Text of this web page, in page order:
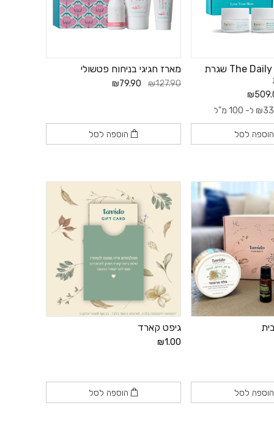
אתריים ריחניים
The Daily Glow Ritual שגרת
₪ ל- 100 מ"ל
לסל
מארז חגיגי בניחוח פטשולי
₪127.90
₪79.90
הוספה לסל
לסל
גיפט קארד
₪1.00
הוספה לסל